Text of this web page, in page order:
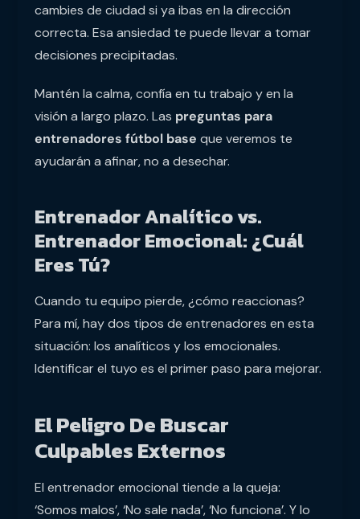
cambies de ciudad si ya ibas en la dirección
correcta. Esa ansiedad te puede llevar a tomar
decisiones precipitadas.
Mantén la calma, confía en tu trabajo y en la
visión a largo plazo. Las preguntas para
entrenadores fútbol base que veremos te
ayudarán a afinar, no a desechar.
Entrenador Analítico vs.
Entrenador Emocional: ¿Cuál
Eres Tú?
Cuando tu equipo pierde, ¿cómo reaccionas?
Para mí, hay dos tipos de entrenadores en esta
situación: los analíticos y los emocionales.
Identificar el tuyo es el primer paso para mejorar.
El Peligro De Buscar
Culpables Externos
El entrenador emocional tiende a la queja:
‘Somos malos’, ‘No sale nada’, ‘No funciona’. Y lo